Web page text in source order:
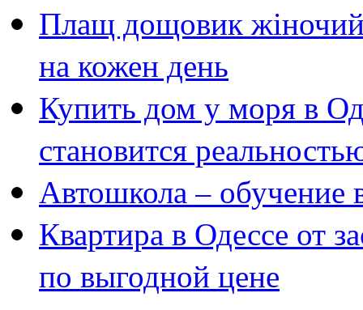
Плащ дощовик
на кожен день
Купить дом у моря в
становится
Автошкола – обучение
Квартира в Одессе от
по выгодной цене